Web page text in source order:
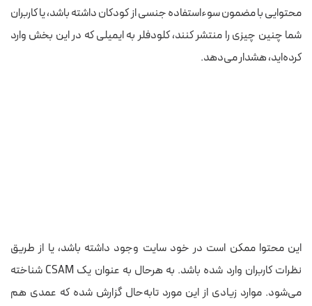
محتوایی با مضمون سوءاستفاده جنسی از کودکان داشته باشد، یا کاربران
شما چنین چیزی را منتشر کنند، کلودفلر به ایمیلی که در این بخش وارد
کرده‌اید، هشدار می‌دهد.
این محتوا ممکن است در خود سایت وجود داشته باشد، یا از طریق
نظرات کاربران وارد شده باشد. به هرحال به عنوان یک CSAM شناخته
می‌شود. موارد زیادی از این مورد تابه‌حال گزارش شده که عمدی هم